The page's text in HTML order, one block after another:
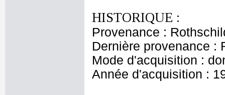
HISTORIQUE :
Provenance :
Dernière provenance :
Mode d'acquisition :
Année d'acquisition :